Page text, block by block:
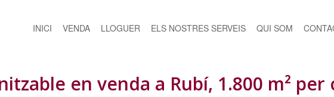
INICI VENDA LLOGUER ELS NOSTRES SERVEIS QUI SOM
en venda a Rubí, 1.800 m²